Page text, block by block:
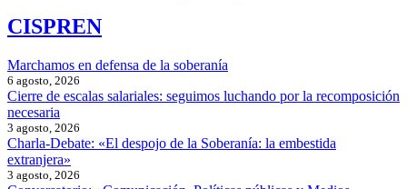
CISPREN
Marchamos en defensa de la soberanía
6 agosto, 2026
Cierre de escalas salariales: seguimos luchando por la recomposición
necesaria
3 agosto, 2026
Charla-Debate: «El despojo de la Soberanía: la embestida
extranjera»
3 agosto, 2026